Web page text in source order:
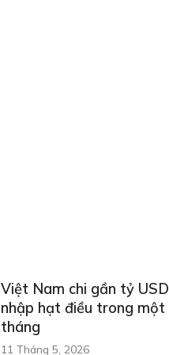
Việt Nam chi gần tỷ USD
nhập hạt điều trong một
tháng
11 Tháng 5, 2026